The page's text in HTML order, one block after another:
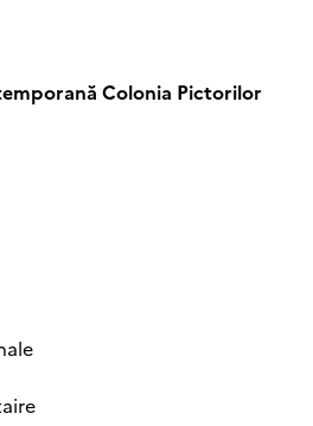
Colonia Pictorilor